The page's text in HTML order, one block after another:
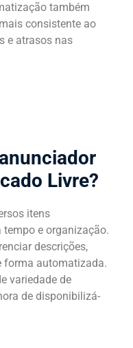
também
consistente ao
e atrasos nas
Livre?
itens
e organização.
descrições,
forma automatizada.
variedade de
de disponibilizá-